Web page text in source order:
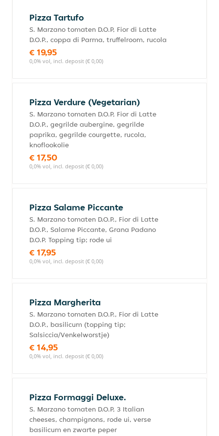
Pizza Tartufo
S. Marzano tomaten D.O.P, Fior di Latte
D.O.P., coppa di Parma, truffelroom, rucola
€ 19,95
0,0% vol, incl. deposit (€ 0,00)
Pizza Verdure (Vegetarian)
S. Marzano tomaten D.O.P, Fior di Latte
D.O.P., gegrilde aubergine, gegrilde
paprika, gegrilde courgette, rucola,
knoflookolie
€ 17,50
0,0% vol, incl. deposit (€ 0,00)
Pizza Salame Piccante
S. Marzano tomaten D.O.P., Fior di Latte
D.O.P., Salame Piccante, Grana Padano
D.O.P. Topping tip; rode ui
€ 17,95
0,0% vol, incl. deposit (€ 0,00)
Pizza Margherita
S. Marzano tomaten D.O.P., Fior di Latte
D.O.P., basilicum (topping tip;
Salsiccia/Venkelworstje)
€ 14,95
0,0% vol, incl. deposit (€ 0,00)
Pizza Formaggi Deluxe.
S. Marzano tomaten D.O.P, 3 Italian
cheeses, champignons, rode ui, verse
basilicum en zwarte peper